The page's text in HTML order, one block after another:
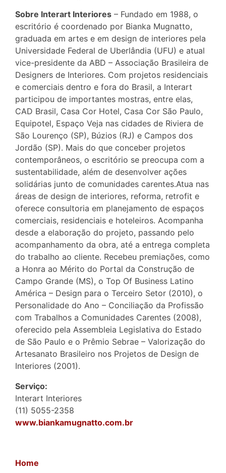
Sobre Interart Interiores – Fundado em 1988, o
escritório é coordenado por Bianka Mugnatto,
graduada em artes e em design de interiores pela
Universidade Federal de Uberlândia (UFU) e atual
vice-presidente da ABD – Associação Brasileira de
Designers de Interiores. Com projetos residenciais
e comerciais dentro e fora do Brasil, a Interart
participou de importantes mostras, entre elas,
CAD Brasil, Casa Cor Hotel, Casa Cor São Paulo,
Equipotel, Espaço Veja nas cidades de Riviera de
São Lourenço (SP), Búzios (RJ) e Campos dos
Jordão (SP). Mais do que conceber projetos
contemporâneos, o escritório se preocupa com a
sustentabilidade, além de desenvolver ações
solidárias junto de comunidades carentes.Atua nas
áreas de design de interiores, reforma, retrofit e
oferece consultoria em planejamento de espaços
comerciais, residenciais e hoteleiros. Acompanha
desde a elaboração do projeto, passando pelo
acompanhamento da obra, até a entrega completa
do trabalho ao cliente. Recebeu premiações, como
a Honra ao Mérito do Portal da Construção de
Campo Grande (MS), o Top Of Business Latino
América – Design para o Terceiro Setor (2010), o
Personalidade do Ano – Conciliação da Profissão
com Trabalhos a Comunidades Carentes (2008),
oferecido pela Assembleia Legislativa do Estado
de São Paulo e o Prêmio Sebrae – Valorização do
Artesanato Brasileiro nos Projetos de Design de
Interiores (2001).
Serviço:
Interart Interiores
(11) 5055-2358
www.biankamugnatto.com.br
Home